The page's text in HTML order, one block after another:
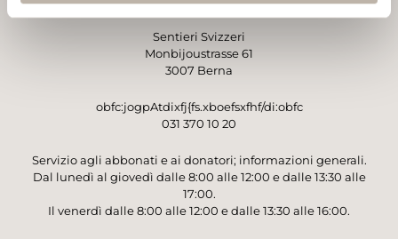
GESTORE
Sentieri Svizzeri
Monbijoustrasse 61
3007 Berna
obfc:jogpAtdixfj{fs.xboefsxfhf/di:obfc
031 370 10 20
Servizio agli abbonati e ai donatori; informazioni generali.
Dal lunedì al giovedì dalle 8:00 alle 12:00 e dalle 13:30 alle
17:00.
Il venerdì dalle 8:00 alle 12:00 e dalle 13:30 alle 16:00.